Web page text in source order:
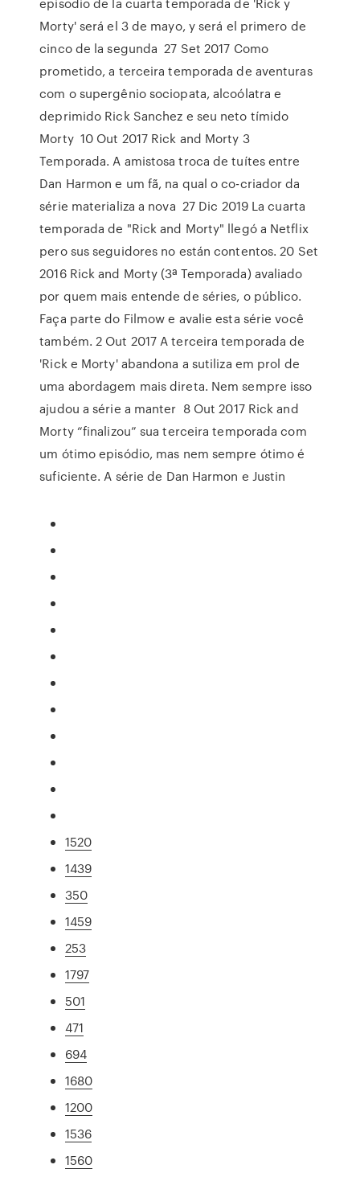
Morty' será el 3 de mayo, y será el primero de
cinco de la segunda 27 Set 2017 Como
prometido, a terceira temporada de aventuras
com o supergênio sociopata, alcoólatra e
deprimido Rick Sanchez e seu neto tímido
Morty 10 Out 2017 Rick and Morty 3
Temporada. A amistosa troca de tuítes entre
Dan Harmon e um fã, na qual o co-criador da
série materializa a nova 27 Dic 2019 La cuarta
temporada de "Rick and Morty" llegó a Netflix
pero sus seguidores no están contentos. 20 Set
2016 Rick and Morty (3ª Temporada) avaliado
por quem mais entende de séries, o público.
Faça parte do Filmow e avalie esta série você
também. 2 Out 2017 A terceira temporada de
'Rick e Morty' abandona a sutiliza em prol de
uma abordagem mais direta. Nem sempre isso
ajudou a série a manter 8 Out 2017 Rick and
Morty “finalizou” sua terceira temporada com
um ótimo episódio, mas nem sempre ótimo é
suficiente. A série de Dan Harmon e Justin
1520
1439
350
1459
253
1797
501
471
694
1680
1200
1536
1560